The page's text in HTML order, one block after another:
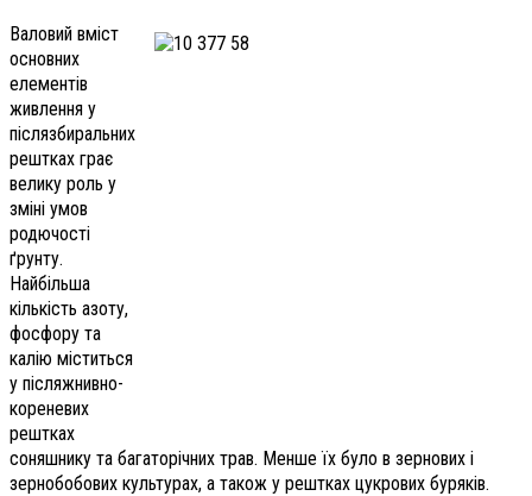
Валовий вміст
основних
елементів
живлення у
післязбиральних
рештках грає
велику роль у
зміні умов
родючості
ґрунту.
Найбільша
кількість азоту,
фосфору та
калію міститься
у післяжнивно-
кореневих
рештках
соняшнику та багаторічних трав. Менше їх було в зернових і
зернобобових культурах, а також у рештках цукрових буряків.